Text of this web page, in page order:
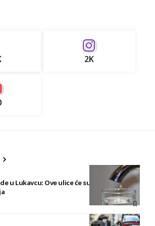
2K
u Lukavcu: Ove ulice će sutra biti bez